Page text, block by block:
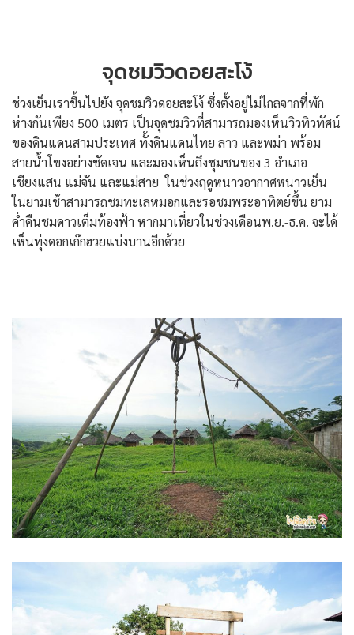
จุดชมวิวดอยสะโง้
ช่วงเย็นเราขึ้นไปยัง จุดชมวิวดอยสะโง้ ซึ่งตั้งอยู่ไม่ไกลจากที่พัก
ห่างกันเพียง 500 เมตร เป็นจุดชมวิวที่สามารถมองเห็นวิวทิวทัศน์
ของดินแดนสามประเทศ ทั้งดินแดนไทย ลาว และพม่า พร้อม
สายน้ำโขงอย่างชัดเจน และมองเห็นถึงชุมชนของ 3 อำเภอ
เชียงแสน แม่จัน และแม่สาย ในช่วงฤดูหนาวอากาศหนาวเย็น
ในยามเช้าสามารถชมทะเลหมอกและรอชมพระอาทิตย์ขึ้น ยาม
ค่ำคืนชมดาวเต็มท้องฟ้า หากมาเที่ยวในช่วงเดือนพ.ย.-ธ.ค. จะได้
เห็นทุ่งดอกเก๊กฮวยแบ่งบานอีกด้วย